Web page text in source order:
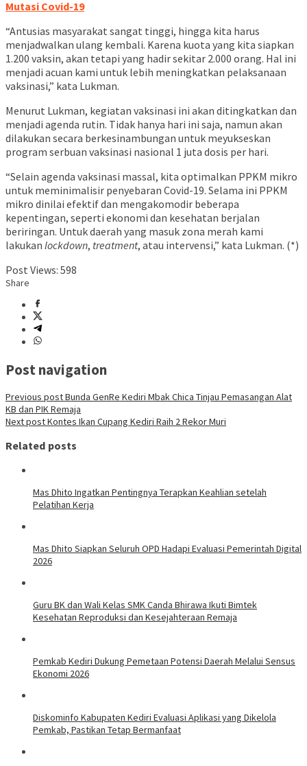
Mutasi Covid-19
“Antusias masyarakat sangat tinggi, hingga kita harus
menjadwalkan ulang kembali. Karena kuota yang kita siapkan
1.200 vaksin, akan tetapi yang hadir sekitar 2.000 orang. Hal ini
menjadi acuan kami untuk lebih meningkatkan pelaksanaan
vaksinasi,” kata Lukman.
Menurut Lukman, kegiatan vaksinasi ini akan ditingkatkan dan
menjadi agenda rutin. Tidak hanya hari ini saja, namun akan
dilakukan secara berkesinambungan untuk meyukseskan
program serbuan vaksinasi nasional 1 juta dosis per hari.
“Selain agenda vaksinasi massal, kita optimalkan PPKM mikro
untuk meminimalisir penyebaran Covid-19. Selama ini PPKM
mikro dinilai efektif dan mengakomodir beberapa
kepentingan, seperti ekonomi dan kesehatan berjalan
beriringan. Untuk daerah yang masuk zona merah kami
lakukan lockdown, treatment, atau intervensi,” kata Lukman. (*)
Post Views: 598
Share
Post navigation
Previous postBunda GenRe Kediri Mbak Chica Tinjau Pemasangan Alat
KB dan PIK Remaja
Next postKontes Ikan Cupang Kediri Raih 2 Rekor Muri
Related posts
Mas Dhito Ingatkan Pentingnya Terapkan Keahlian setelah
Pelatihan Kerja
Mas Dhito Siapkan Seluruh OPD Hadapi Evaluasi Pemerintah Digital
2026
Guru BK dan Wali Kelas SMK Canda Bhirawa Ikuti Bimtek
Kesehatan Reproduksi dan Kesejahteraan Remaja
Pemkab Kediri Dukung Pemetaan Potensi Daerah Melalui Sensus
Ekonomi 2026
Diskominfo Kabupaten Kediri Evaluasi Aplikasi yang Dikelola
Pemkab, Pastikan Tetap Bermanfaat